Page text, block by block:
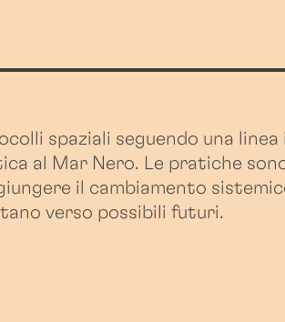
spaziali seguendo una linea
al Mar Nero. Le pratiche
il cambiamento
verso possibili futuri.